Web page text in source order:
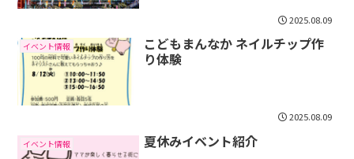
2025.08.09
イベント情報
こどもまんなか ネイルチップ作
り体験
2025.08.09
イベント情報 夏休みイベント紹介